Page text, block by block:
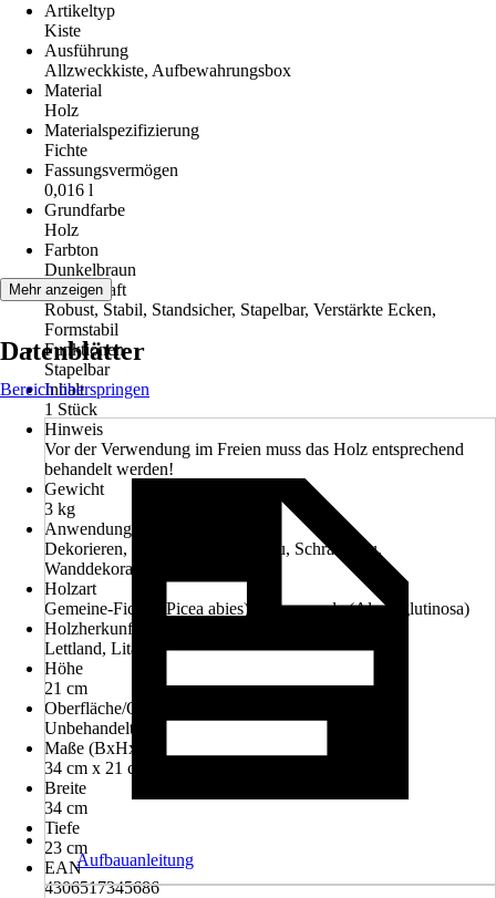
Artikeltyp
Kiste
Ausführung
Allzweckkiste, Aufbewahrungsbox
Material
Holz
Materialspezifizierung
Fichte
Fassungsvermögen
0,016 l
Grundfarbe
Holz
Farbton
Dunkelbraun
Eigenschaft
Robust, Stabil, Standsicher, Stapelbar, Verstärkte Ecken,
Formstabil
Funktionen
Stapelbar
Inhalt
1 Stück
Hinweis
Vor der Verwendung im Freien muss das Holz entsprechend
behandelt werden!
Gewicht
3 kg
Anwendung
Dekorieren, Dekoration, Regalbau, Schrankbau,
Wanddekoration
Holzart
Gemeine-Fichte (Picea abies), Schwarzerle (Alnus glutinosa)
Holzherkunft
Lettland, Litauen
Höhe
21 cm
Oberfläche/Oberflächenbehandlung
Unbehandelt
Maße (BxHxT)
34 cm x 21 cm x 23 cm
Breite
34 cm
Tiefe
23 cm
EAN
4306517345686
Mehr anzeigen
Datenblätter
Bereich überspringen
Aufbauanleitung